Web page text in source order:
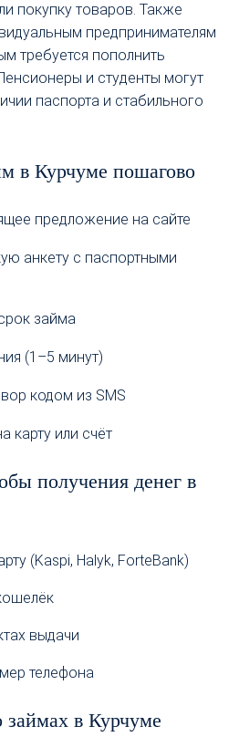
покупку товаров. Также
предпринимателям
требуется пополнить
и студенты могут
паспорта и стабильного
в Курчуме пошагово
предложение на сайте
анкету с паспортными
займа
(1–5 минут)
кодом из SMS
карту или счёт
получения денег в
(Kaspi, Halyk, ForteBank)
выдачи
телефона
в Курчуме